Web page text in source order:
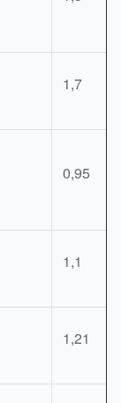
1,7
0,95
1,1
1,21